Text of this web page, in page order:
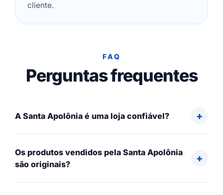
cliente.
FAQ
Perguntas frequentes
A Santa Apolônia é uma loja confiável?
Os produtos vendidos pela Santa Apolônia
são originais?